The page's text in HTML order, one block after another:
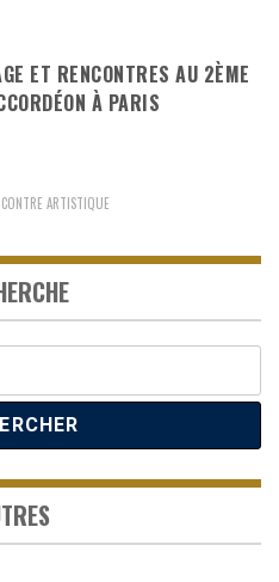
ET RENCONTRES AU 2ÈME
À PARIS
ARTISTIQUE